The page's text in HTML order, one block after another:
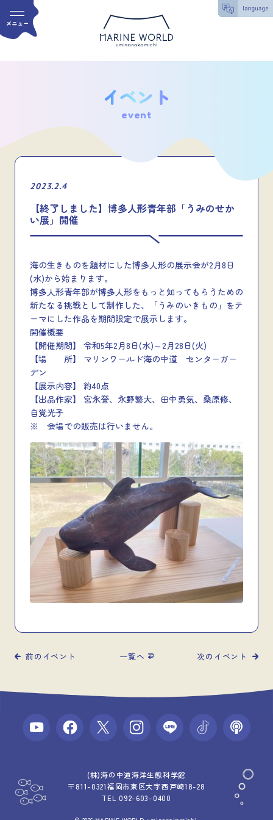
event
2023.2.4
【終了しました】博多人形青年部「うみのせか
い展」開催
海の生きものを題材にした博多人形の展示会が2月8日
(水)から始まります。
博多人形青年部が博多人形をもっと知ってもらうための
新たなる挑戦として制作した、「うみのいきもの」をテ
ーマにした作品を期間限定で展示します。
開催概要
【開催期間】 令和5年2月8日(水)～2月28日(火)
【場 所】 マリンワールド海の中道 センターガー
デン
【展示内容】 約40点
【出品作家】 宮永誉、永野繁大、田中勇気、桑原修、
自覚光子
※ 会場での販売は行いません。
前のイベント 一覧へ 次のイベント
(株)海の中道海洋生態科学館
〒811-0321福岡市東区大字西戸崎18-28
TEL 092-603-0400